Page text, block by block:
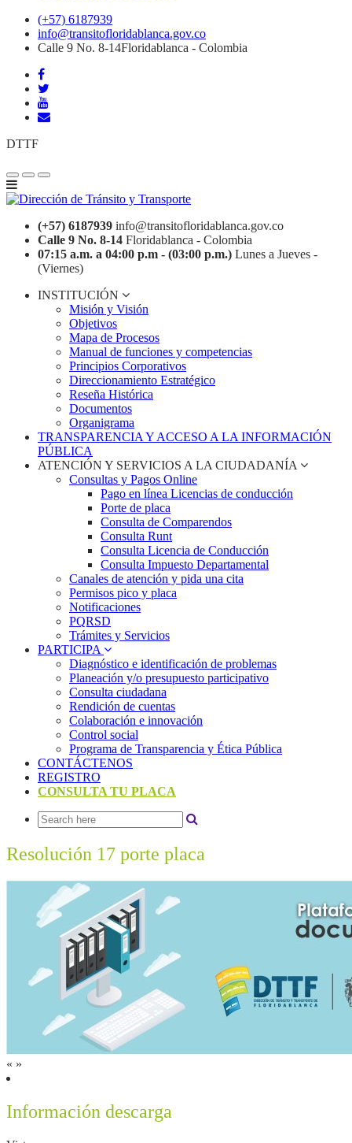
(+57) 6187939
info@transitofloridablanca.gov.co
Calle 9 No. 8-14Floridablanca - Colombia
DTTF
(+57) 6187939 info@transitofloridablanca.gov.co
Calle 9 No. 8-14 Floridablanca - Colombia
07:15 a.m. a 04:00 p.m - (03:00 p.m.) Lunes a Jueves -
(Viernes)
INSTITUCIÓN
Misión y Visión
Objetivos
Mapa de Procesos
Manual de funciones y competencias
Principios Corporativos
Direccionamiento Estratégico
Reseña Histórica
Documentos
Organigrama
TRANSPARENCIA Y ACCESO A LA INFORMACIÓN
PÚBLICA
ATENCIÓN Y SERVICIOS A LA CIUDADANÍA
Consultas y Pagos Online
Pago en línea Licencias de conducción
Porte de placa
Consulta de Comparendos
Consulta Runt
Consulta Licencia de Conducción
Consulta Impuesto Departamental
Canales de atención y pida una cita
Permisos pico y placa
Notificaciones
PQRSD
Trámites y Servicios
PARTICIPA
Diagnóstico e identificación de problemas
Planeación y/o presupuesto participativo​
Consulta ciudadana
Rendición de cuentas
Colaboración e innovación
Control social
Programa de Transparencia y Ética Pública
CONTÁCTENOS
REGISTRO
CONSULTA TU PLACA
Resolución 17 porte placa
« »
Información descarga